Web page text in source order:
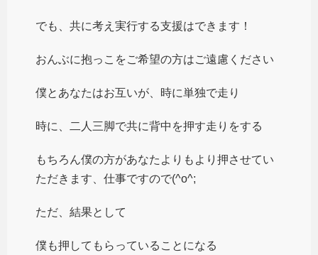
でも、共に考え実行する支援はできます！
おんぶに抱っこをご希望の方はご遠慮ください
僕とあなたはお互いが、時に単独で走り
時に、二人三脚で共に背中を押す走りをする
もちろん僕の方があなたよりもより押させてい
ただきます、仕事ですので(^o^;
ただ、結果として
僕も押してもらっていることになる